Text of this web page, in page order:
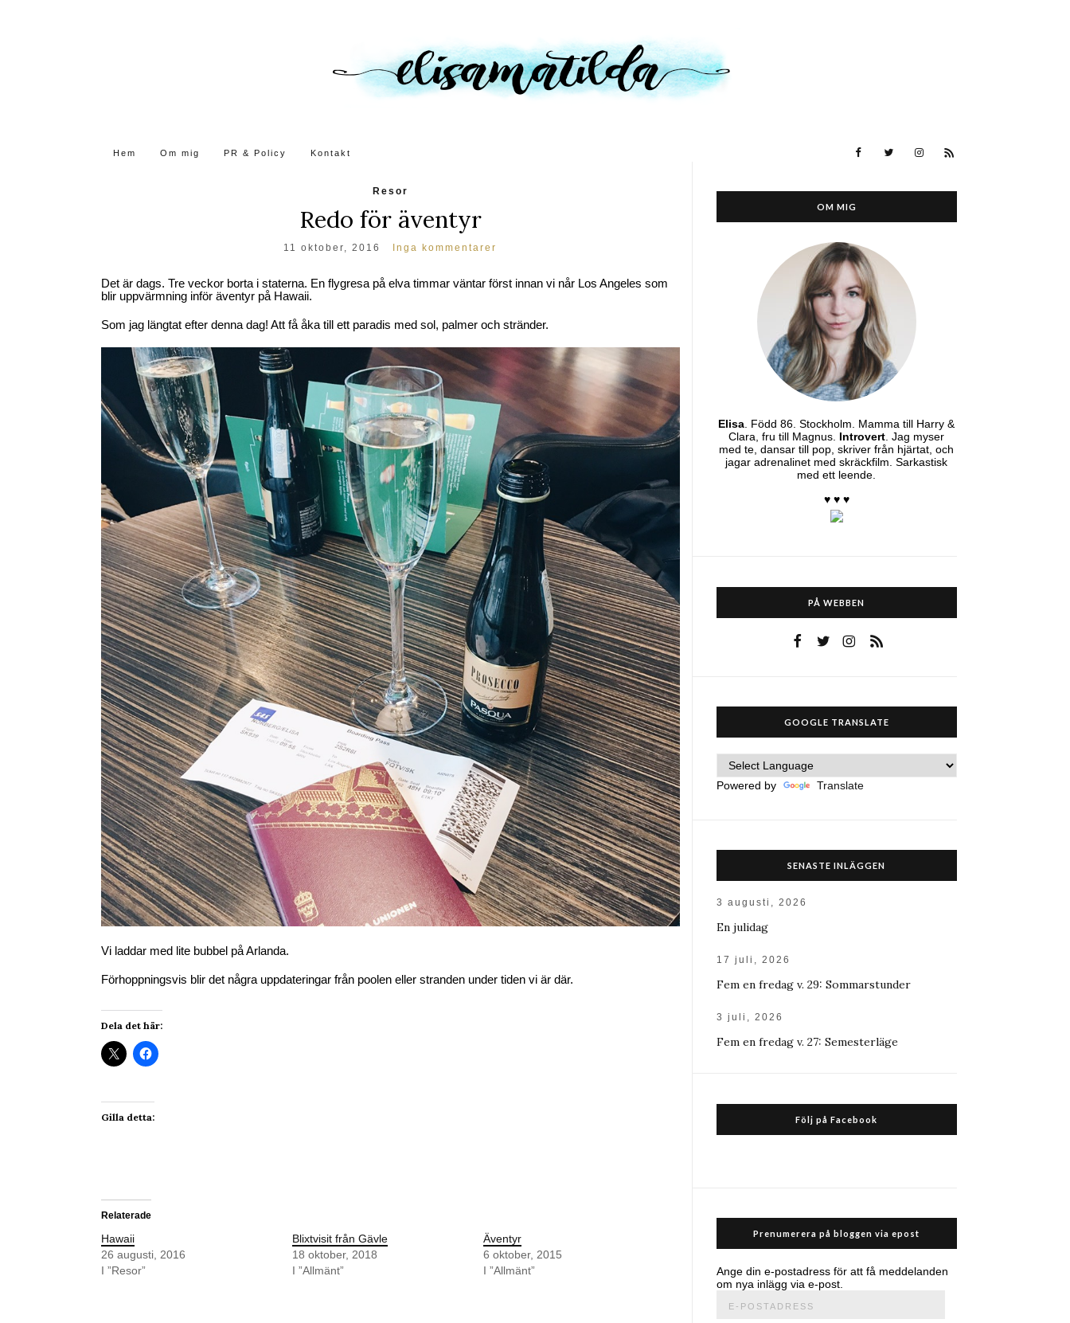
Hem Om mig PR & Policy Kontakt
Resor
Redo för äventyr
11 oktober, 2016 Inga kommentarer
Det är dags. Tre veckor borta i staterna. En flygresa på elva timmar väntar först innan vi når Los Angeles som
blir uppvärmning inför äventyr på Hawaii.
Som jag längtat efter denna dag! Att få åka till ett paradis med sol, palmer och stränder.
Vi laddar med lite bubbel på Arlanda.
Förhoppningsvis blir det några uppdateringar från poolen eller stranden under tiden vi är där.
Dela det här:
Gilla detta:
Relaterade
Hawaii
26 augusti, 2016
I ”Resor”
Blixtvisit från Gävle
18 oktober, 2018
I ”Allmänt”
Äventyr
6 oktober, 2015
I ”Allmänt”
OM MIG
Elisa. Född 86. Stockholm. Mamma till Harry &
Clara, fru till Magnus. Introvert. Jag myser
med te, dansar till pop, skriver från hjärtat, och
jagar adrenalinet med skräckfilm. Sarkastisk
med ett leende.
♥ ♥ ♥
PÅ WEBBEN
GOOGLE TRANSLATE
Powered by Translate
SENASTE INLÄGGEN
3 augusti, 2026
En julidag
17 juli, 2026
Fem en fredag v. 29: Sommarstunder
3 juli, 2026
Fem en fredag v. 27: Semesterläge
Följ på Facebook
Prenumerera på bloggen via epost
Ange din e-postadress för att få meddelanden
om nya inlägg via e-post.
postadress